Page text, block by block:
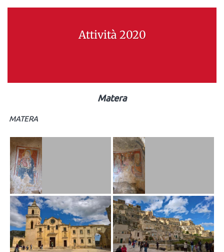
Attività 2020
Matera
MATERA